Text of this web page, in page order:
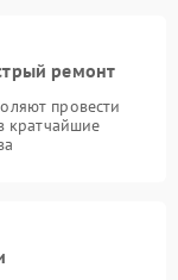
ремонт
провести
кратчайшие